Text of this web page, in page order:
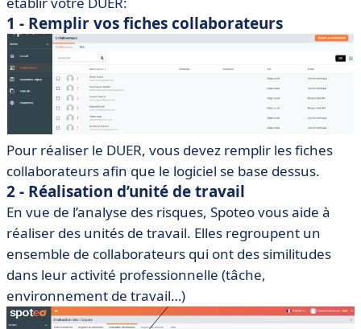
1 - Remplir vos fiches collaborateurs
Pour réaliser le DUER, vous devez remplir les fiches
collaborateurs afin que le logiciel se base dessus.
2 - Réalisation d’unité de travail
En vue de l’analyse des risques, Spoteo vous aide à
réaliser des unités de travail. Elles regroupent un
ensemble de collaborateurs qui ont des similitudes
dans leur activité professionnelle (tâche,
environnement de travail…)